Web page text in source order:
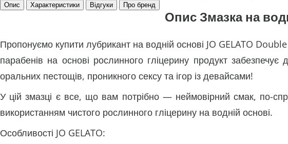
Опис Характеристики Відгуки Про бренд
Опис Змазка на
Пропонуємо купити лубрикант на водній основі JO GELATO
парабенів на основі рослинного гліцерину продукт
оральних пестощів, проникного сексу та ігор із девайсами!
У цій змазці є все, що вам потрібно — неймовірний смак, по-
використанням чистого рослинного гліцерину на водній основі.
Особливості JO GELATO: